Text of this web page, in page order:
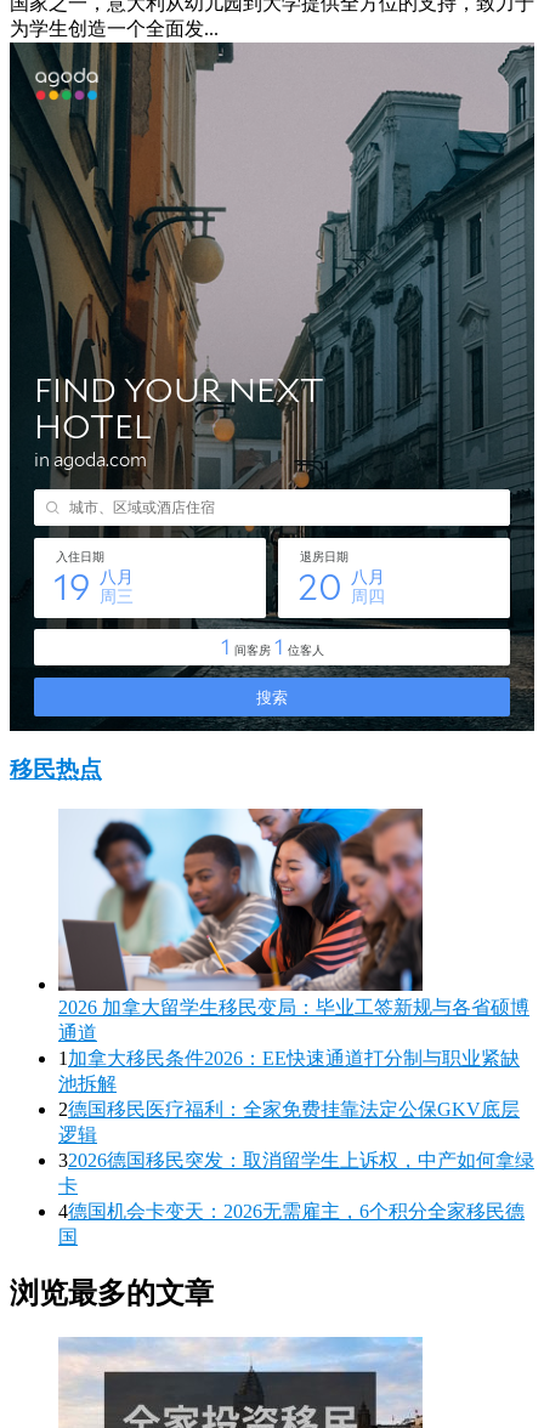
为学生创造一个全面发...
移民热点
2026 加拿大留学生移民变局：毕业工签新规与各省硕博
通道
1 加拿大移民条件2026：EE快速通道打分制与职业紧缺
池拆解
2德国移民医疗福利：全家免费挂靠法定公保GKV底层
逻辑
32026德国移民突发：取消留学生上诉权，中产如何拿绿
卡
4德国机会卡变天：2026无需雇主，6个积分全家移民德
国
浏览最多的文章